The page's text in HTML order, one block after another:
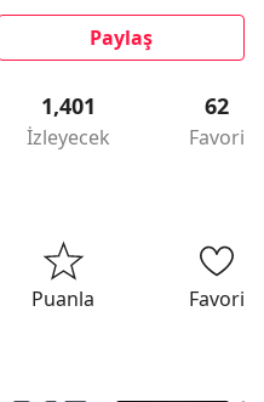
Paylaş
1,401
İzleyecek
62
Favori
Puanla Favori